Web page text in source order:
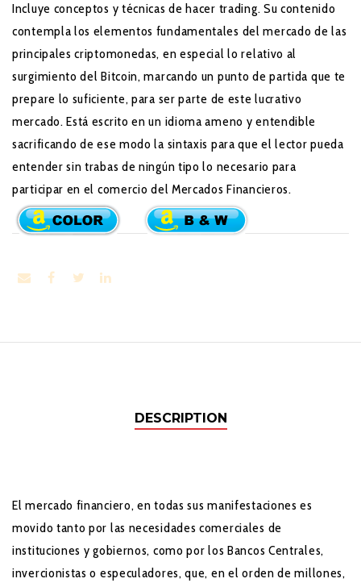
Incluye conceptos y técnicas de hacer trading. Su contenido
contempla los elementos fundamentales del mercado de las
principales criptomonedas, en especial lo relativo al
surgimiento del Bitcoin, marcando un punto de partida que te
prepare lo suficiente, para ser parte de este lucrativo
mercado. Está escrito en un idioma ameno y entendible
sacrificando de ese modo la sintaxis para que el lector pueda
entender sin trabas de ningún tipo lo necesario para
participar en el comercio del Mercados Financieros.
DESCRIPTION
El mercado financiero, en todas sus manifestaciones es
movido tanto por las necesidades comerciales de
instituciones y gobiernos, como por los Bancos Centrales,
invercionistas o especuladores, que, en el orden de millones,